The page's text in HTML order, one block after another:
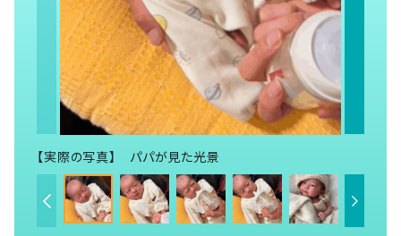
【実際の写真】 パパが見た光景